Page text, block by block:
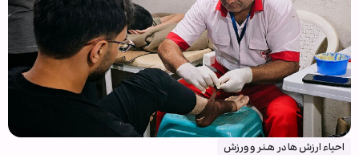
احیاء ارزش ها در هـنر و ورزش